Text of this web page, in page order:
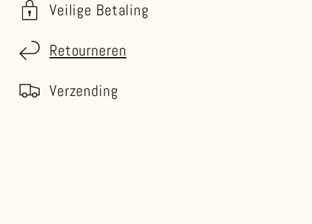
Veilige Betaling
Retourneren
Verzending